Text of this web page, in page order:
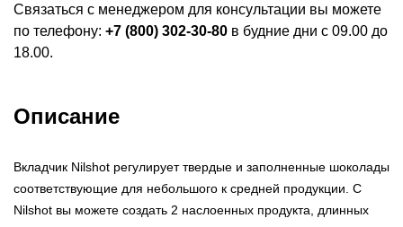
Связаться с менеджером для консультации вы можете
по телефону: +7 (800) 302-30-80 в будние дни с 09.00 до
18.00.
Описание
Вкладчик Nilshot регулирует твердые и заполненные шоколады
соответствующие для небольшого к средней продукции. С
Nilshot вы можете создать 2 наслоенных продукта, длинных